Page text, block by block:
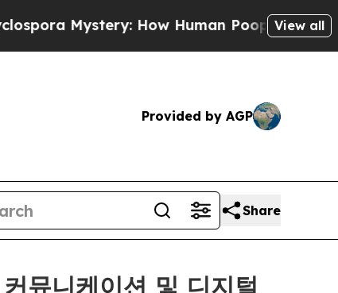
Mystery: How Human Poop Got on So Much
View all
Provided by AGP
Share
뮤니케이션 및 디지털